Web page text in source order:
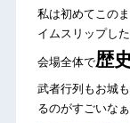
私は初めてこの
イムスリップし
会場全体で歴史
武者行列もお城
るのがすごいな